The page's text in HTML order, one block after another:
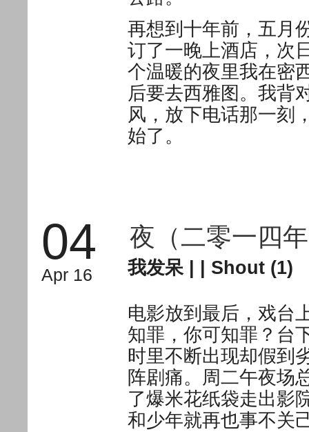
再想到十年前，五月
订了一晚上酒店，次
个温暖的夜里我在密
后要去西雅图。我背
风，放下电话那一刻
始了。
04
Apr 16
夜（二零一四
我发呆| | Shout (1)
电影放到最后，戏台
知罪，你可知罪？台
时里不断出现却假到
阵剧痛。周二午夜场
了爆米花纸袋走出影
和少年就再也事不关